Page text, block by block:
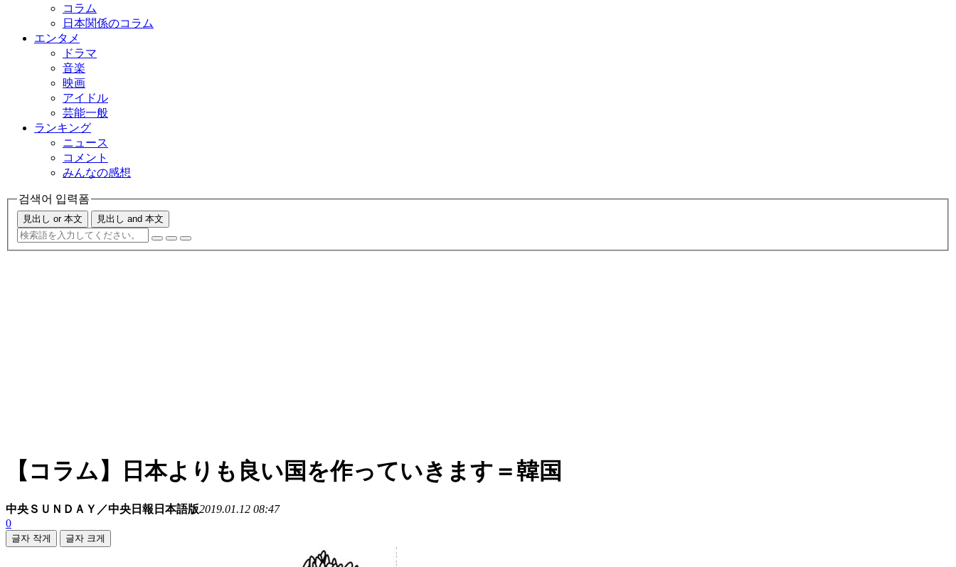
コラム
日本関係のコラム
エンタメ
ドラマ
音楽
映画
アイドル
芸能一般
ランキング
ニュース
コメント
みんなの感想
검색어 입력폼
見出し or 本文 見出し and 本文
【コラム】日本よりも良い国を作っていきます＝韓国
中央ＳＵＮＤＡＹ／中央日報日本語版2019.01.12 08:47
0
글자 작게 글자 크게